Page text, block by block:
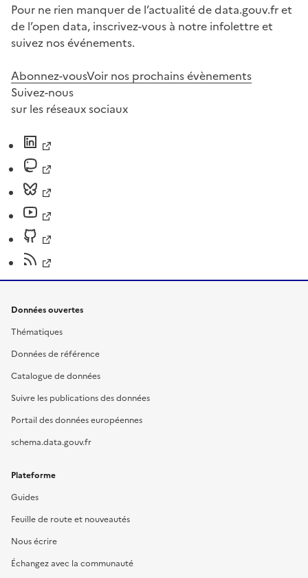
Pour ne rien manquer de l’actualité de data.gouv.fr et
de l’open data, inscrivez-vous à notre infolettre et
suivez nos événements.
Abonnez-vousVoir nos prochains évènements
Suivez-nous
sur les réseaux sociaux
Données ouvertes
Thématiques
Données de référence
Catalogue de données
Suivre les publications des données
Portail des données européennes
schema.data.gouv.fr
Plateforme
Guides
Feuille de route et nouveautés
Nous écrire
Échangez avec la communauté